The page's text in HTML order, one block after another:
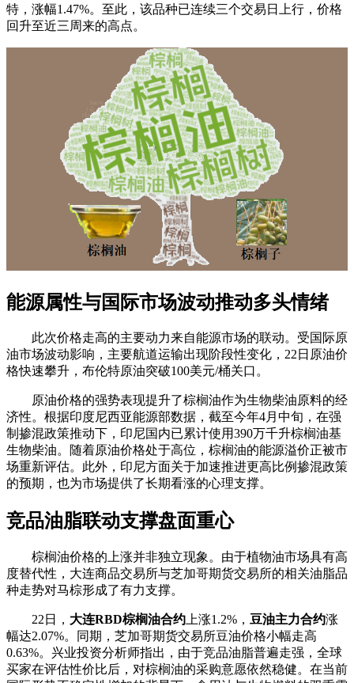
特，涨幅1.47%。至此，该品种已连续三个交易日上行，价格
回升至近三周来的高点。
能源属性与国际市场波动推动多头情绪
此次价格走高的主要动力来自能源市场的联动。受国际原
油市场波动影响，主要航道运输出现阶段性变化，22日原油价
格快速攀升，布伦特原油突破100美元/桶关口。
原油价格的强势表现提升了棕榈油作为生物柴油原料的经
济性。根据印度尼西亚能源部数据，截至今年4月中旬，在强
制掺混政策推动下，印尼国内已累计使用390万千升棕榈油基
生物柴油。随着原油价格处于高位，棕榈油的能源溢价正被市
场重新评估。此外，印尼方面关于加速推进更高比例掺混政策
的预期，也为市场提供了长期看涨的心理支撑。
竞品油脂联动支撑盘面重心
棕榈油价格的上涨并非独立现象。由于植物油市场具有高
度替代性，大连商品交易所与芝加哥期货交易所的相关油脂品
种走势对马棕形成了有力支撑。
22日， 大连RBD棕榈油合约 上涨1.2%， 豆油主力合约涨
幅达2.07%。同期，芝加哥期货交易所豆油价格小幅走高
0.63%。兴业投资分析师指出，由于竞品油脂普遍走强，全球
买家在评估性价比后，对棕榈油的采购意愿依然稳健。在当前